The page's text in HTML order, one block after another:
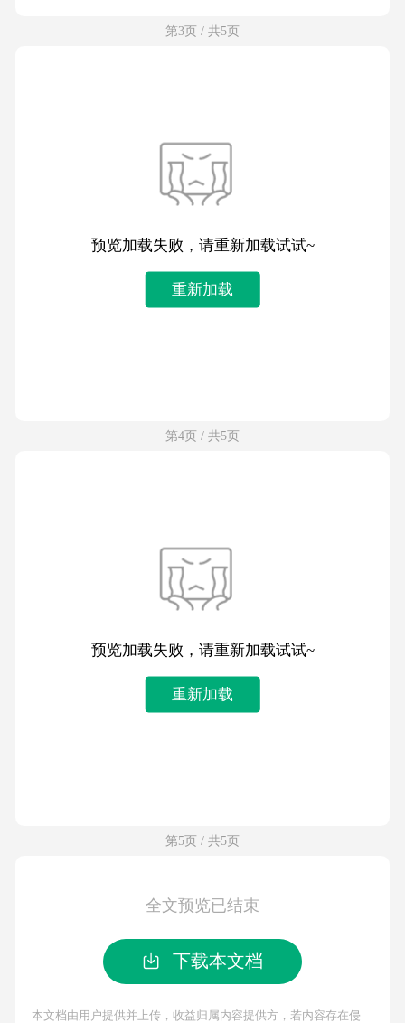
第3页 / 共5页
预览加载失败，请重新加载试试~
重新加载
第4页 / 共5页
预览加载失败，请重新加载试试~
重新加载
第5页 / 共5页
全文预览已结束
下载本文档
本文档由用户提供并上传，收益归属内容提供方，若内容存在侵